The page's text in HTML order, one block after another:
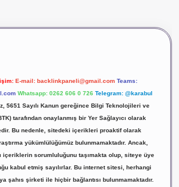
E-mail: backlinkpaneli@gmail.com Teams:
Whatsapp: 0262 606 0 726 Telegram: @karabul
5651 Sayılı Kanun gereğince Bilgi Teknolojileri ve
tarafından onaylanmış bir Yer Sağlayıcı olarak
Bu nedenle, sitedeki içerikleri proaktif olarak
yükümlülüğümüz bulunmamaktadır. Ancak,
içeriklerin sorumluluğunu taşımakta olup, siteye üye
kabul etmiş sayılırlar. Bu internet sitesi, herhangi
şahıs şirketi ile hiçbir bağlantısı bulunmamaktadır.